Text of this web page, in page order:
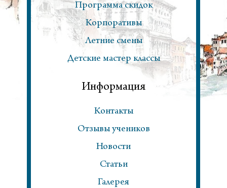
Программа скидок
Корпоративы
Летние смены
Детские мастер классы
Информация
Контакты
Отзывы учеников
Новости
Статьи
Галерея